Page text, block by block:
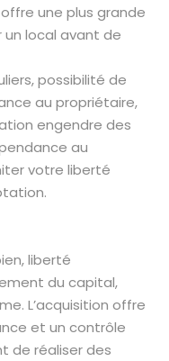
une plus grande
local avant de
possibilité de
au propriétaire,
engendre des
au
votre liberté
liberté
du capital,
L’acquisition offre
et un contrôle
de réaliser des